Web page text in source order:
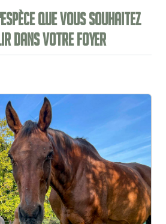
que vous souhaitez
dans votre foyer